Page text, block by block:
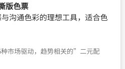
版色票
沟通色彩的理想工具，适合色
市场驱动，趋势相关的”二元配